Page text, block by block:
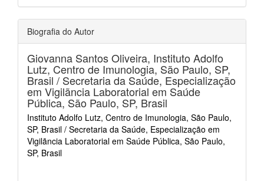
Biografia do Autor
Giovanna Santos Oliveira, Instituto Adolfo
Lutz, Centro de Imunologia, São Paulo, SP,
Brasil / Secretaria da Saúde, Especialização
em Vigilãncia Laboratorial em Saúde
Pública, São Paulo, SP, Brasil
Instituto Adolfo Lutz, Centro de Imunologia, São Paulo,
SP, Brasil / Secretaria da Saúde, Especialização em
Vigilãncia Laboratorial em Saúde Pública, São Paulo,
SP, Brasil